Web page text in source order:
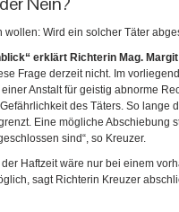
wollen: Wird ein solcher Täter
erklärt Richterin Mag.
Frage derzeit nicht. Im
Anstalt für geistig abnorme
des Täters. So lange
Eine mögliche Abschiebung
sind“, so Kreuzer.
Haftzeit wäre nur bei einem
sagt Richterin Kreuzer